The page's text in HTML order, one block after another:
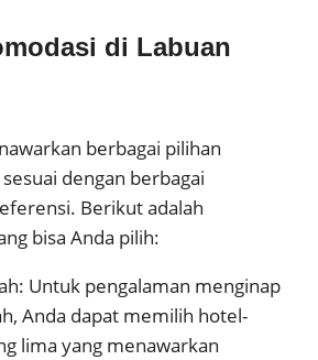
di Labuan
berbagai pilihan
dengan berbagai
Berikut adalah
bisa Anda pilih:
Untuk pengalaman menginap
Anda dapat memilih hotel-
lima yang menawarkan